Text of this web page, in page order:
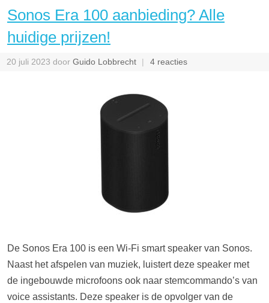
Sonos Era 100 aanbieding? Alle
huidige prijzen!
20 juli 2023 door Guido Lobbrecht 4 reacties
De Sonos Era 100 is een Wi-Fi smart speaker van Sonos.
Naast het afspelen van muziek, luistert deze speaker met
de ingebouwde microfoons ook naar stemcommando’s van
voice assistants. Deze speaker is de opvolger van de